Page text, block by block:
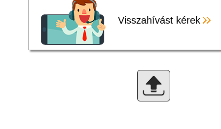
Visszahívást kérek